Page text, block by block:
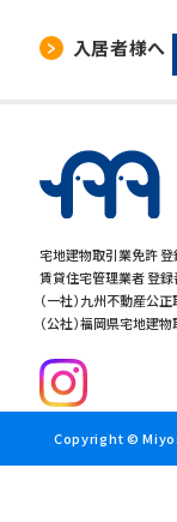
宅地建物取引業免許
賃貸住宅管理業者 登
（一社）九州不動産公
（公社）福岡県宅地建
入居者様へ
Copyright ©